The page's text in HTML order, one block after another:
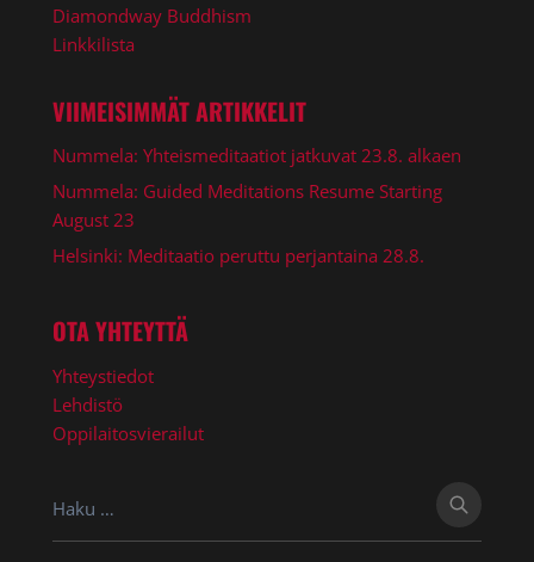
Diamondway Buddhism
Linkkilista
VIIMEISIMMÄT ARTIKKELIT
Nummela: Yhteismeditaatiot jatkuvat 23.8. alkaen
Nummela: Guided Meditations Resume Starting
August 23
Helsinki: Meditaatio peruttu perjantaina 28.8.
OTA YHTEYTTÄ
Yhteystiedot
Lehdistö
Oppilaitosvierailut
Haku: